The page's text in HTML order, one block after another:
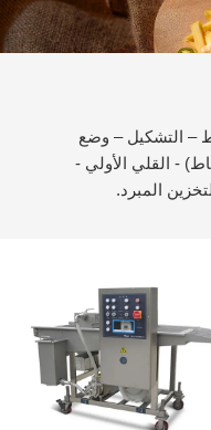
– التشكيل – وضع
- القلي الأولي -
المبرد.